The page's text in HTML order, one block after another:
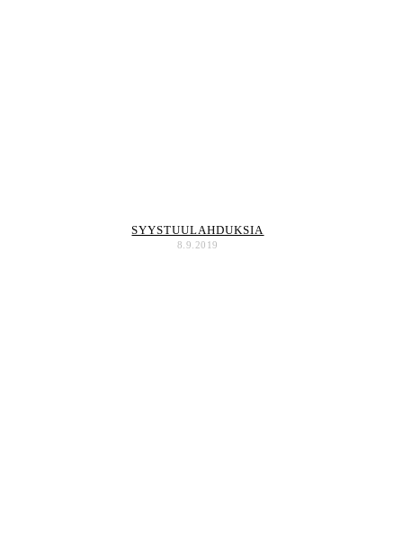
SYYSTUULAHDUKSIA
8.9.2019